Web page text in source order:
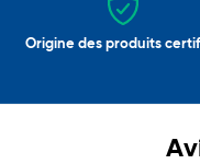
Origine des produits